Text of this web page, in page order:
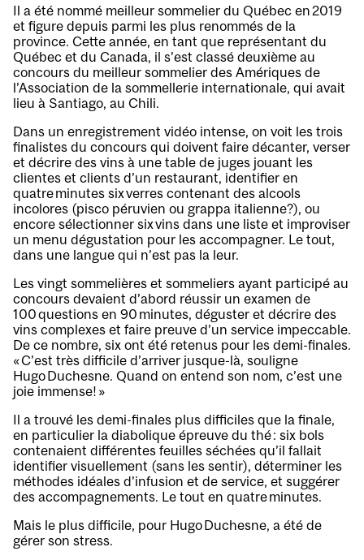
Il a été nommé meilleur sommelier du Québec en 2019
et figure depuis parmi les plus renommés de la
province. Cette année, en tant que représentant du
Québec et du Canada, il s’est classé deuxième au
concours du meilleur sommelier des Amériques de
l’Association de la sommellerie internationale, qui avait
lieu à Santiago, au Chili.
Dans un enregistrement vidéo intense, on voit les trois
finalistes du concours qui doivent faire décanter, verser
et décrire des vins à une table de juges jouant les
clientes et clients d’un restaurant, identifier en
quatre minutes six verres contenant des alcools
incolores (pisco péruvien ou grappa italienne?), ou
encore sélectionner six vins dans une liste et improviser
un menu dégustation pour les accompagner. Le tout,
dans une langue qui n’est pas la leur.
Les vingt sommelières et sommeliers ayant participé au
concours devaient d’abord réussir un examen de
100 questions en 90 minutes, déguster et décrire des
vins complexes et faire preuve d’un service impeccable.
De ce nombre, six ont été retenus pour les demi-finales.
« C’est très difficile d’arriver jusque-là, souligne
Hugo Duchesne. Quand on entend son nom, c’est une
joie immense! »
Il a trouvé les demi-finales plus difficiles que la finale,
en particulier la diabolique épreuve du thé : six bols
contenaient différentes feuilles séchées qu’il fallait
identifier visuellement (sans les sentir), déterminer les
méthodes idéales d’infusion et de service, et suggérer
des accompagnements. Le tout en quatre minutes.
Mais le plus difficile, pour Hugo Duchesne, a été de
gérer son stress.